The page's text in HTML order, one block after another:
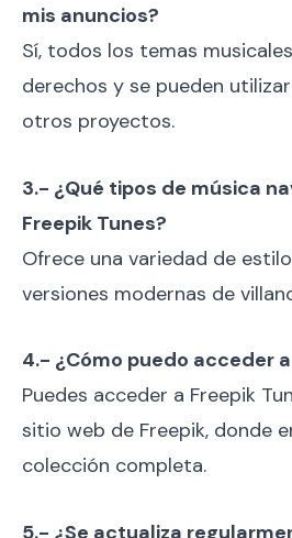
mis anuncios?
Sí, todos los temas
derechos y se pueden
otros proyectos.
3.- ¿Qué tipos de música
Freepik Tunes?
Ofrece una variedad de
versiones modernas de
4.- ¿Cómo puedo acceder
Puedes acceder a Freepik
sitio web de Freepik, donde
colección completa.
5.- ¿Se actualiza